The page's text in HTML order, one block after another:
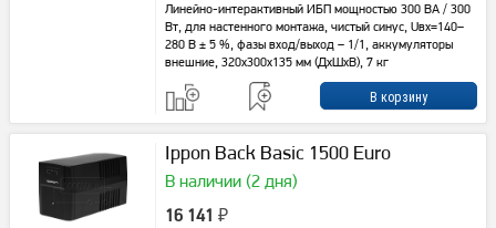
Линейно-интерактивный ИБП мощностью 300 ВА / 300
Вт, для настенного монтажа, чистый синус, Uвх=140–
280 В ± 5 %, фазы вход/выход – 1/1, аккумуляторы
внешние, 320x300x135 мм (ДxШxВ), 7 кг
Ippon Back Basic 1500 Euro
В наличии (2 дня)
16 141 ₽